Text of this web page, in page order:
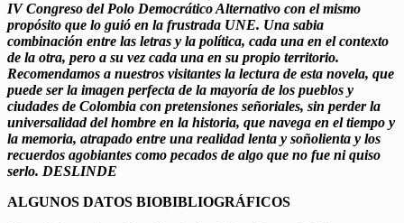
IV Congreso del Polo Democrático Alternativo con el mismo
propósito que lo guió en la frustrada UNE. Una sabia
combinación entre las letras y la política, cada una en el contexto
de la otra, pero a su vez cada una en su propio territorio.
Recomendamos a nuestros visitantes la lectura de esta novela, que
puede ser la imagen perfecta de la mayoría de los pueblos y
ciudades de Colombia con pretensiones señoriales, sin perder la
universalidad del hombre en la historia, que navega en el tiempo y
la memoria, atrapado entre una realidad lenta y soñolienta y los
recuerdos agobiantes como pecados de algo que no fue ni quiso
serlo. DESLINDE
ALGUNOS DATOS BIOBIBLIOGRÁFICOS